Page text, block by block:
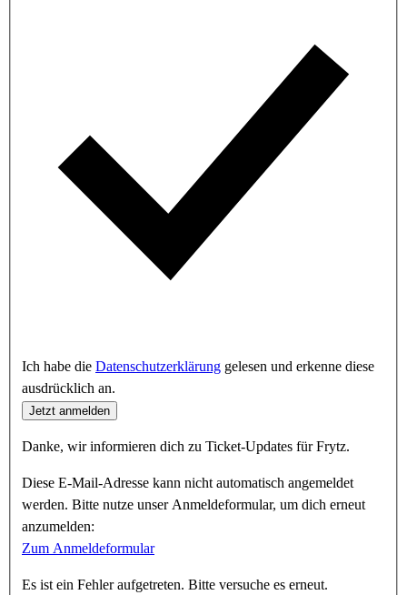
Ich habe die Datenschutzerklärung gelesen und erkenne diese
ausdrücklich an.
Jetzt anmelden
Danke, wir informieren dich zu Ticket-Updates für Frytz.
Diese E-Mail-Adresse kann nicht automatisch angemeldet
werden. Bitte nutze unser Anmeldeformular, um dich erneut
anzumelden:
Zum Anmeldeformular
Es ist ein Fehler aufgetreten. Bitte versuche es erneut.